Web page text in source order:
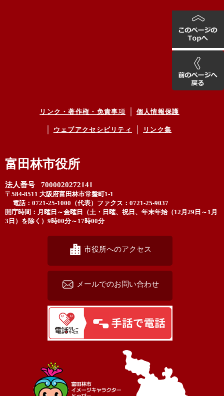
リンク・著作権・免責事項 個人情報保護
ウェブアクセシビリティ リンク集
富田林市役所
法人番号 7000020272141
〒584-8511 大阪府富田林市常盤町1-1
電話：0721-25-1000（代表） ファクス：0721-25-9037
開庁時間：月曜日～金曜日（土・日曜、祝日、年末年始（12月29日～1月
3日）を除く）9時00分～17時00分
市役所へのアクセス
メールでのお問い合わせ